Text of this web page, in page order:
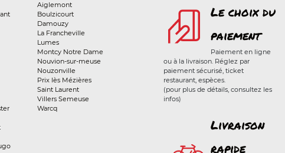
Aiglemont
Boulzicourt
Damouzy
La Francheville
Lumes
Montcy Notre Dame
Nouvion-sur-meuse
Nouzonville
Prix lès Mézières
Saint Laurent
Villers Semeuse
Warcq
Le choix du
paiement
Paiement en ligne
ou à la livraison. Réglez par
paiement sécurisé, ticket
restaurant, espèces.
(pour plus de détails, consultez les
infos)
Livraison
rapide